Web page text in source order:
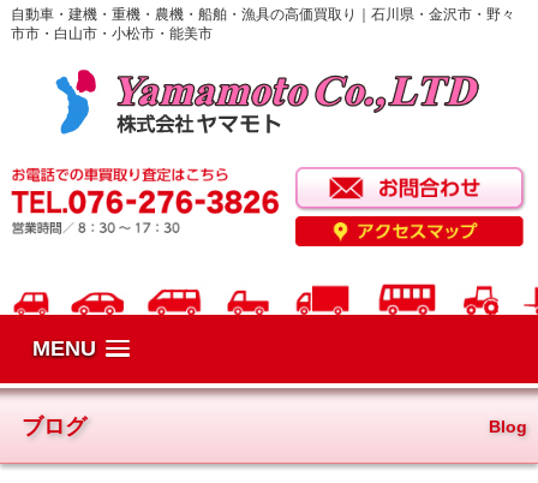
自動車・建機・重機・農機・船舶・漁具の高価買取り｜石川県・金沢市・野々
市市・白山市・小松市・能美市
MENU
ブログ Blog